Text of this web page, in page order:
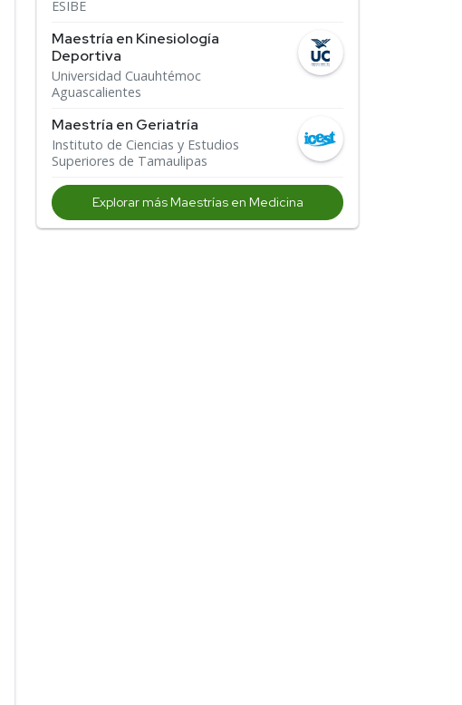
ESIBE
Maestría en Kinesiología
Deportiva
Universidad Cuauhtémoc
Aguascalientes
Maestría en Geriatría
Instituto de Ciencias y Estudios
Superiores de Tamaulipas
Explorar más Maestrías en Medicina